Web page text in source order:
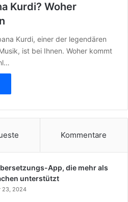
Kurdi? Woher
Kurdi, einer der legendären
ist bei Ihnen. Woher kommt
Kommentare
App, die mehr als
unterstützt
23, 2024